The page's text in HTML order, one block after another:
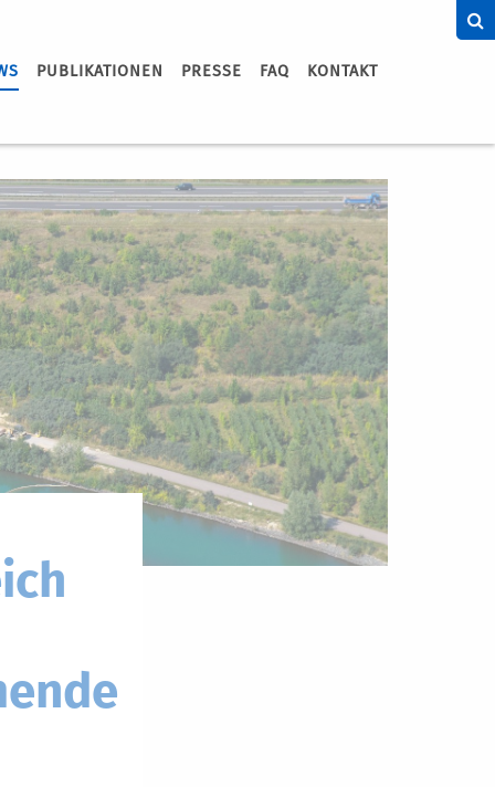
PUBLIKATIONEN PRESSE FAQ KONTAKT